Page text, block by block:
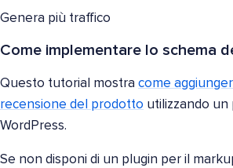
Genera più traffico
Come implementare lo schema
Questo tutorial mostra come
recensione del prodotto utilizzando un
WordPress.
Se non disponi di un plugin per il